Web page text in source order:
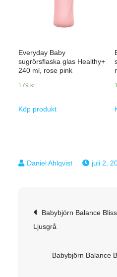
Everyday Baby
sugrörsflaska glas Healthy+
240 ml, rose pink
179kr
Köp produkt
juli 2,
Babybjörn Balance
Ljusgrå
Babybjörn Balance